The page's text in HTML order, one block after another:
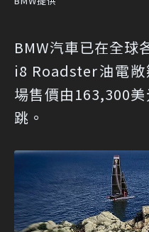
BMW汽車已在全球
i8 Roadster油電
場售價由163,300
跳。